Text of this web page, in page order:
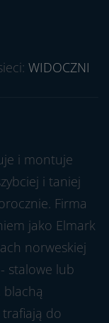
WIDOCZNI
i montuje
i taniej
Firma
jako Elmark
norweskiej
stalowe lub
blachą
trafiają do